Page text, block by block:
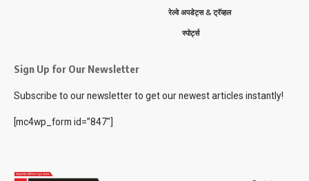
रेल्वे अपडेट्स & ट्रॅव्हल
स्पोर्ट्स
Sign Up for Our Newsletter
Subscribe to our newsletter to get our newest articles instantly!
[mc4wp_form id=”847″]